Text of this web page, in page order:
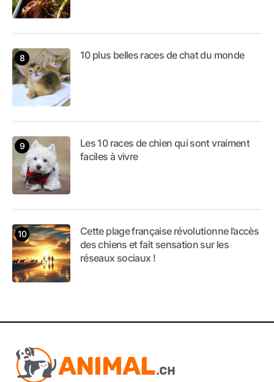
10 plus belles races de chat du monde
Les 10 races de chien qui sont vraiment
faciles à vivre
Cette plage française révolutionne l’accès
des chiens et fait sensation sur les
réseaux sociaux !